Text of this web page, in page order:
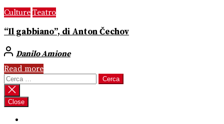
Culture Teatro
“Il gabbiano”, di Anton Čechov
Danilo Amione
Read more
Ricerca
per:
Close